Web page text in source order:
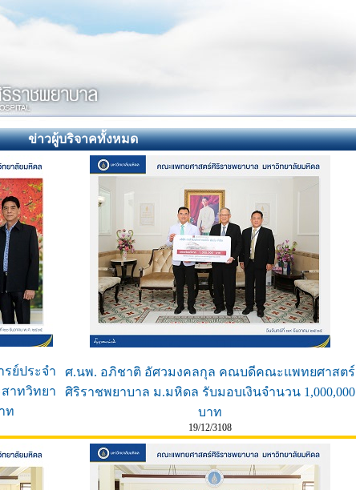
ข่าวผู้บริจาคทั้งหมด
ย์ประจำ
าทวิทยา
ท
ศ.นพ. อภิชาติ อัศวมงคลกุล คณบดีคณะแพทยศาสตร์
ศิริราชพยาบาล ม.มหิดล รับมอบเงินจำนวน 1,000,000
บาท
19/12/3108